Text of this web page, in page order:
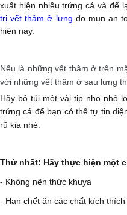
xuất hiện nhiều trứng cá và để
trị vết thâm ở lưng do mụn an
hiện nay.
Nếu là những vết thâm ở trên
với những vết thâm ở sau lưng
Hãy bỏ túi một vài tip nho nhỏ
trứng cá để bạn có thể tự tin
rũ kia nhé.
Thứ nhất: Hãy thực hiện một
- Không nên thức khuya
- Hạn chết ăn các chất kích